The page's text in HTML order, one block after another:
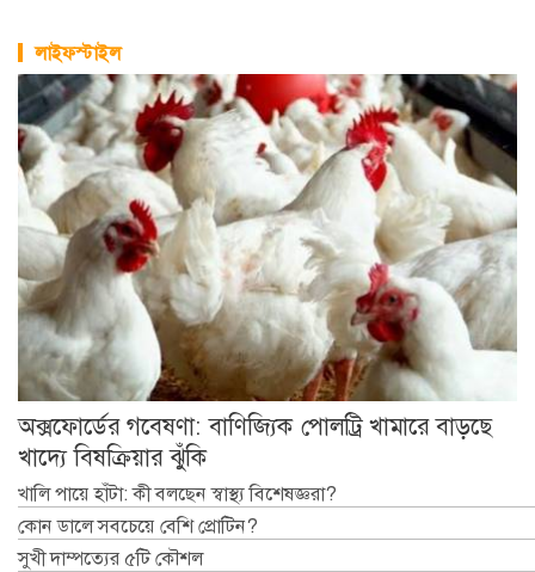
লাইফস্টাইল
অক্সফোর্ডের গবেষণা: বাণিজ্যিক পোলট্রি খামারে বাড়ছে
খাদ্যে বিষক্রিয়ার ঝুঁকি
খালি পায়ে হাঁটা: কী বলছেন স্বাস্থ্য বিশেষজ্ঞরা?
কোন ডালে সবচেয়ে বেশি প্রোটিন?
সুখী দাম্পত্যের ৫টি কৌশল